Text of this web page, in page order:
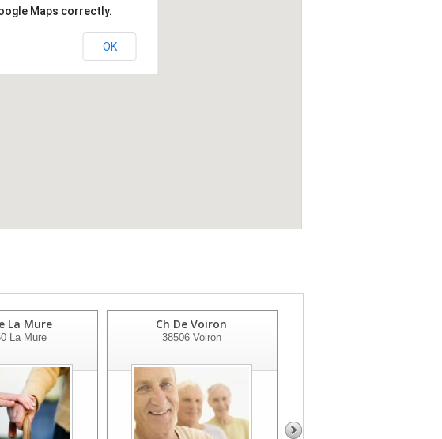
Maps correctly.
OK
La Mure
La Mure
Ch De Voiron
38506Voiron